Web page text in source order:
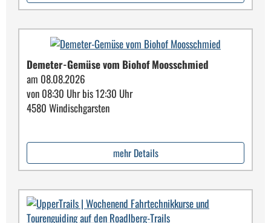
Demeter-Gemüse vom Biohof Moosschmied
am 08.08.2026
von 08:30 Uhr bis 12:30 Uhr
4580 Windischgarsten
mehr Details